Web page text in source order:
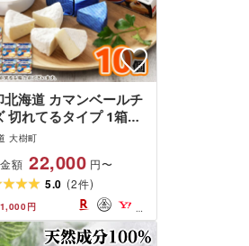
北海道 カマンベールチ
切れてるタイプ 1箱
個入り)×10個)_ カマ
ル 乳製品 おつまみ
つ 切れてる 個包装 便
軽 ギフト プレゼント
用 雪印 北海道 送料無
送不可地域:離島]
大樹町
額 22,000 円〜
5.0 (2件)
1,000円